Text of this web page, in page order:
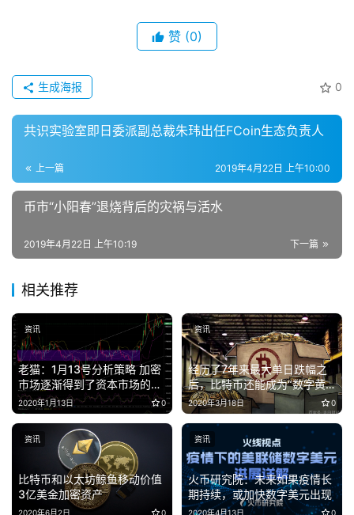
赞 (0)
0
生成海报
共识实验室即日委派副总裁朱玮出任FCoin生态负责人
上一篇 2019年4月22日 上午10:00
币市“小阳春”退烧背后的灾祸与活水
下一篇
2019年4月22日 上午10:19
相关推荐
老猫：1月13号分析策略 加密
市场逐渐得到了资本市场的认
可
2020年1月13日 0
资讯
经历了7年来最大单日跌幅之
后，比特币还能成为“数字黄
金”吗？
2020年3月18日 0
资讯
比特币和以太坊鲸鱼移动价值
3亿美金加密资产
2020年6月2日 0
资讯
火币研究院：未来如果疫情长
期持续，或加快数字美元出现
2020年4月13日 0
资讯